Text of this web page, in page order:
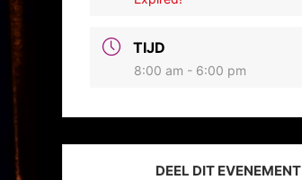
TIJD
8:00 am - 6:00 pm
DEEL DIT EVENEMENT